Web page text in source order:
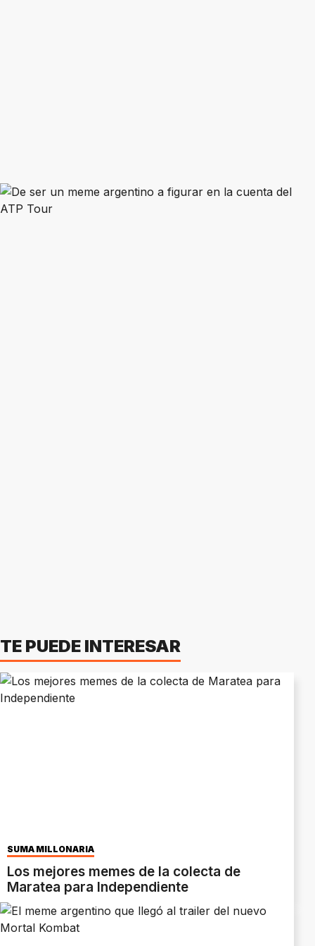
TE PUEDE INTERESAR
SUMA MILLONARIA
Los mejores memes de la colecta de
Maratea para Independiente